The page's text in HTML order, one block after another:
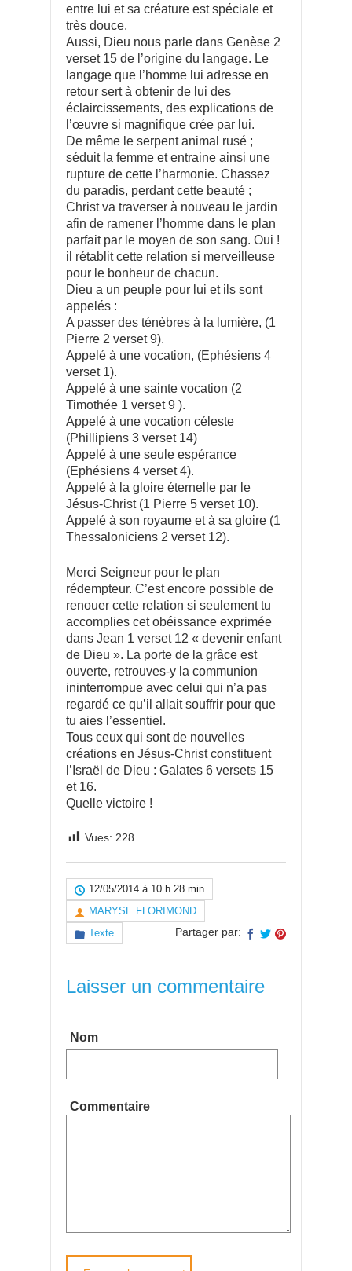
entre lui et sa créature est spéciale et
très douce.
Aussi, Dieu nous parle dans Genèse 2
verset 15 de l’origine du langage. Le
langage que l’homme lui adresse en
retour sert à obtenir de lui des
éclaircissements, des explications de
l’œuvre si magnifique crée par lui.
De même le serpent animal rusé ;
séduit la femme et entraine ainsi une
rupture de cette l’harmonie. Chassez
du paradis, perdant cette beauté ;
Christ va traverser à nouveau le jardin
afin de ramener l’homme dans le plan
parfait par le moyen de son sang. Oui !
il rétablit cette relation si merveilleuse
pour le bonheur de chacun.
Dieu a un peuple pour lui et ils sont
appelés :
A passer des ténèbres à la lumière, (1
Pierre 2 verset 9).
Appelé à une vocation, (Ephésiens 4
verset 1).
Appelé à une sainte vocation (2
Timothée 1 verset 9 ).
Appelé à une vocation céleste
(Phillipiens 3 verset 14)
Appelé à une seule espérance
(Ephésiens 4 verset 4).
Appelé à la gloire éternelle par le
Jésus-Christ (1 Pierre 5 verset 10).
Appelé à son royaume et à sa gloire (1
Thessaloniciens 2 verset 12).
Merci Seigneur pour le plan
rédempteur. C’est encore possible de
renouer cette relation si seulement tu
accomplies cet obéissance exprimée
dans Jean 1 verset 12 « devenir enfant
de Dieu ». La porte de la grâce est
ouverte, retrouves-y la communion
ininterrompue avec celui qui n’a pas
regardé ce qu’il allait souffrir pour que
tu aies l’essentiel.
Tous ceux qui sont de nouvelles
créations en Jésus-Christ constituent
l’Israël de Dieu : Galates 6 versets 15
et 16.
Quelle victoire !
Vues: 228
12/05/2014 à 10 h 28 min
MARYSE FLORIMOND
Texte
Partager par:
Laisser un commentaire
Nom
Commentaire